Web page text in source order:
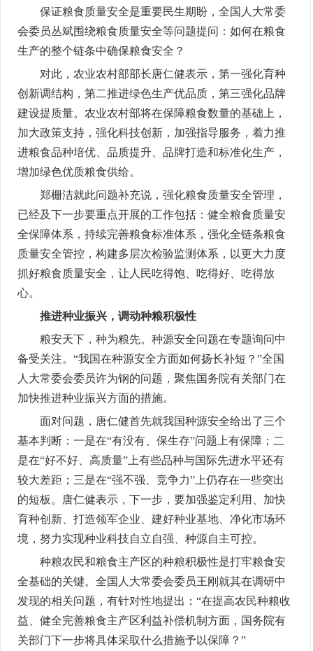
保证粮食质量安全是重要民生期盼，全国人大常委
会委员丛斌围绕粮食质量安全等问题提问：如何在粮食
生产的整个链条中确保粮食安全？
对此，农业农村部部长唐仁健表示，第一强化育种
创新调结构，第二推进绿色生产优品质，第三强化品牌
建设提质量。农业农村部将在保障粮食数量的基础上，
加大政策支持，强化科技创新，加强指导服务，着力推
进粮食品种培优、品质提升、品牌打造和标准化生产，
增加绿色优质粮食供给。
郑栅洁就此问题补充说，强化粮食质量安全管理，
已经及下一步要重点开展的工作包括：健全粮食质量安
全保障体系，持续完善粮食标准体系，强化全链条粮食
质量安全管控，构建多层次检验监测体系，以更大力度
抓好粮食质量安全，让人民吃得饱、吃得好、吃得放
心。
推进种业振兴，调动种粮积极性
粮安天下，种为粮先。种源安全问题在专题询问中
备受关注。“我国在种源安全方面如何扬长补短？”全国
人大常委会委员许为钢的问题，聚焦国务院有关部门在
加快推进种业振兴方面的措施。
面对问题，唐仁健首先就我国种源安全给出了三个
基本判断：一是在“有没有、保生存”问题上有保障；二
是在“好不好、高质量”上有些品种与国际先进水平还有
较大差距；三是在“强不强、竞争力”上仍存在一些突出
的短板。唐仁健表示，下一步，要加强鉴定利用、加快
育种创新、打造领军企业、建好种业基地、净化市场环
境，努力实现种业科技自立自强、种源自主可控。
种粮农民和粮食主产区的种粮积极性是打牢粮食安
全基础的关键。全国人大常委会委员王刚就其在调研中
发现的相关问题，有针对性地提出：“在提高农民种粮收
益、健全完善粮食主产区利益补偿机制方面，国务院有
关部门下一步将具体采取什么措施予以保障？”